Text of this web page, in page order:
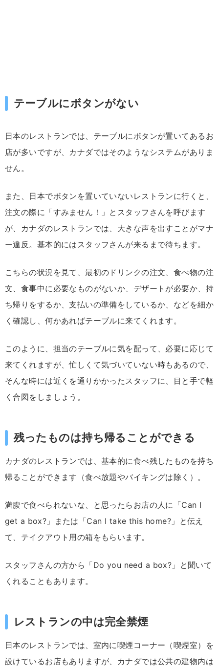
テーブルにボタンがない
日本のレストランでは、テーブルにボタンが置いてあるお
店が多いですが、カナダではそのようなシステムがありま
せん。
また、日本でボタンを置いていないレストランに行くと、
注文の際に「すみません！」とスタッフさんを呼びます
が、カナダのレストランでは、大きな声を出すことがマナ
ー違反。基本的にはスタッフさんが来るまで待ちます。
こちらの状況を見て、最初のドリンクの注文、食べ物の注
文、食事中に必要なものがないか、デザートが必要か、持
ち帰りをするか、支払いの準備をしているか、などを細か
く確認し、何かあればテーブルに来てくれます。
このように、担当のテーブルに気を配って、必要に応じて
来てくれますが、忙しくて気づいていない時もあるので、
そんな時には近くを通りかかったスタッフに、目と手で軽
く合図をしましょう。
残ったものは持ち帰ることができる
カナダのレストランでは、基本的に食べ残したものを持ち
帰ることができます（食べ放題やバイキングは除く）。
満腹で食べられないな、と思ったらお店の人に「Can I
get a box?」または「Can I take this home?」と伝え
て、テイクアウト用の箱をもらいます。
スタッフさんの方から「Do you need a box?」と聞いて
くれることもあります。
レストランの中は完全禁煙
日本のレストランでは、室内に喫煙コーナー（喫煙室）を
設けているお店もありますが、カナダでは公共の建物内は